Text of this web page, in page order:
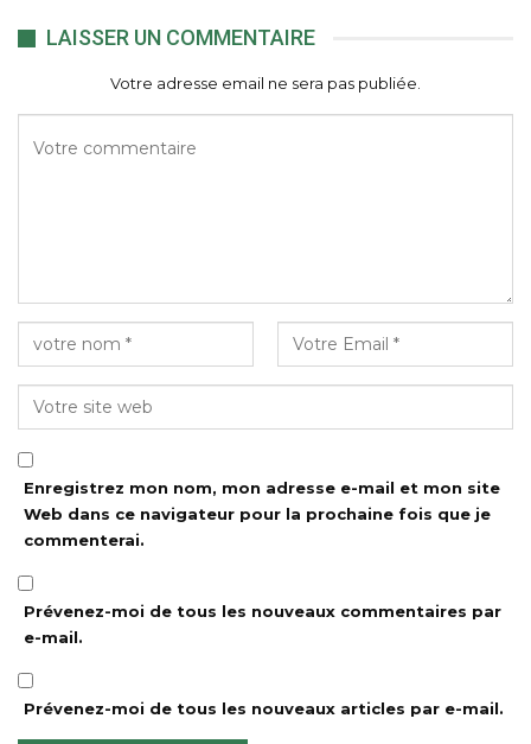
LAISSER UN COMMENTAIRE
Votre adresse email ne sera pas publiée.
Enregistrez mon nom, mon adresse e-mail et mon site
Web dans ce navigateur pour la prochaine fois que je
commenterai.
Prévenez-moi de tous les nouveaux commentaires par
e-mail.
Prévenez-moi de tous les nouveaux articles par e-mail.